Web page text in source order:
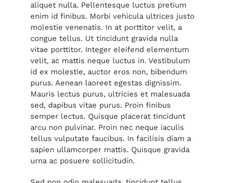
aliquet nulla. Pellentesque luctus pretium
enim id finibus. Morbi vehicula ultrices justo
molestie venenatis. In at porttitor velit, a
congue tellus. Ut tincidunt gravida nulla
vitae porttitor. Integer eleifend elementum
velit, ac mattis neque luctus in. Vestibulum
id ex molestie, auctor eros non, bibendum
purus. Aenean laoreet egestas dignissim.
Mauris lectus purus, ultricies et malesuada
sed, dapibus vitae purus. Proin finibus
semper lectus. Quisque placerat tincidunt
arcu non pulvinar. Proin nec neque iaculis
tellus vulputate faucibus. In facilisis diam a
sapien ullamcorper mattis. Quisque gravida
urna ac posuere sollicitudin.